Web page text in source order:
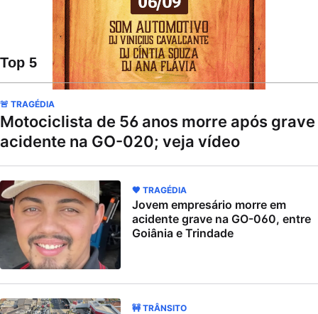
Top 5
🚨 TRAGÉDIA
Motociclista de 56 anos morre após grave
acidente na GO-020; veja vídeo
🖤 TRAGÉDIA
Jovem empresário morre em
acidente grave na GO-060, entre
Goiânia e Trindade
🚧 TRÂNSITO